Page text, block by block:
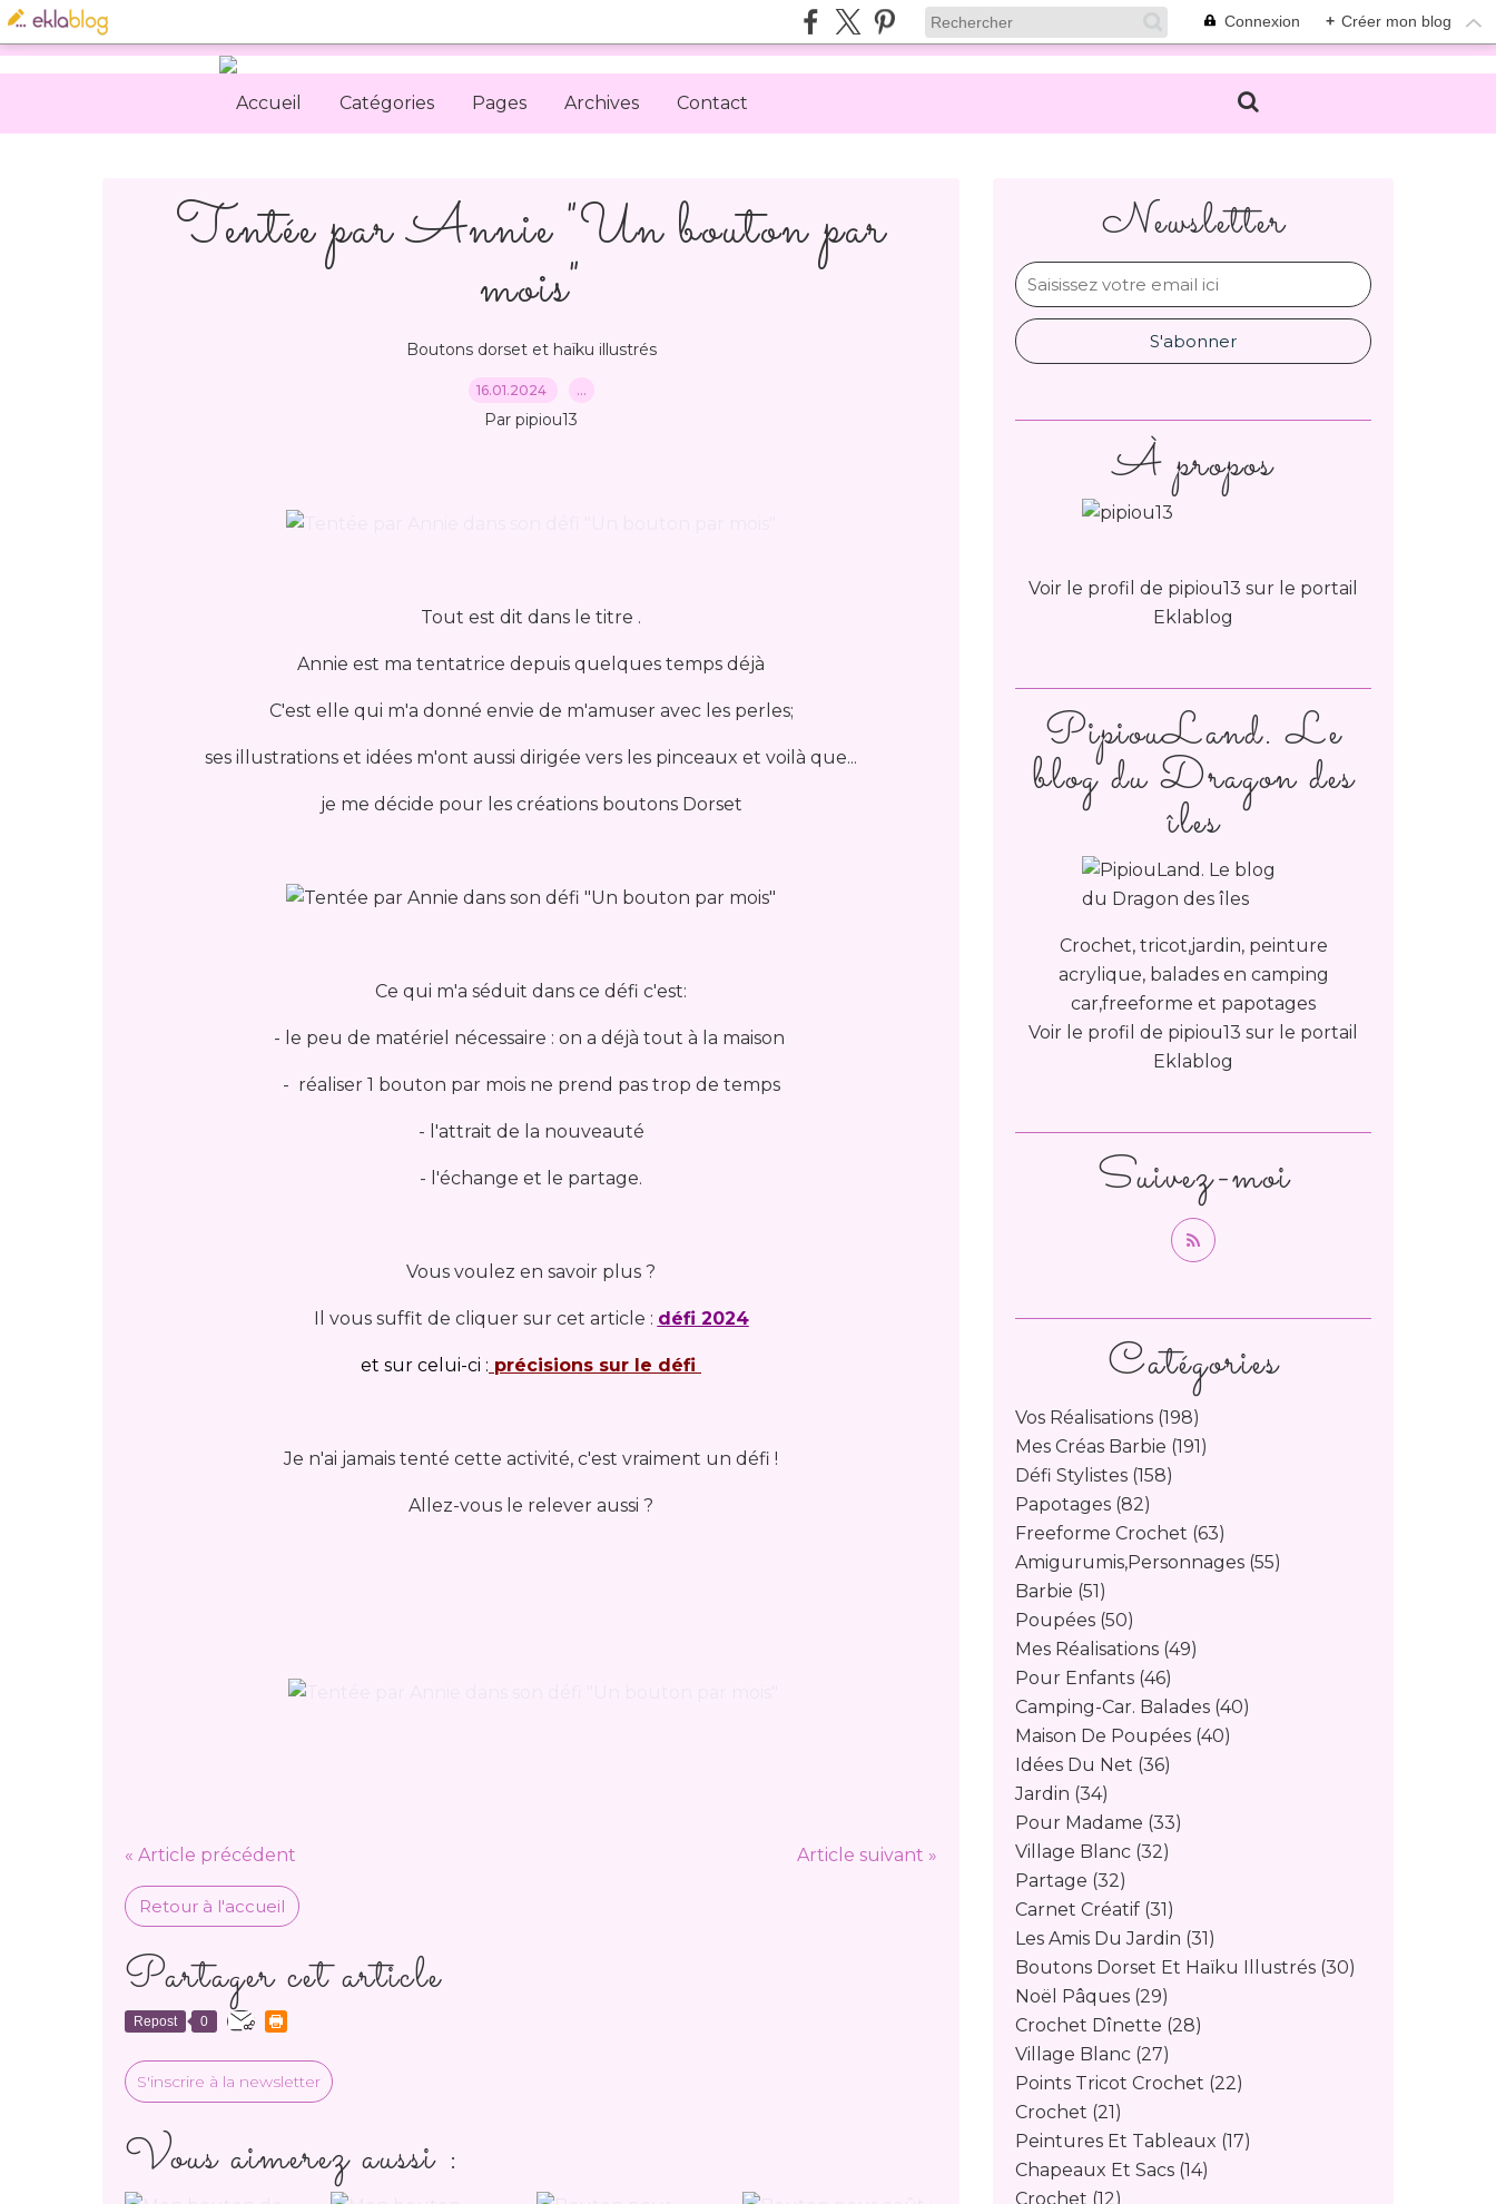
Connexion + Créer mon blog
Accueil Catégories Pages Archives Contact
Tentée par Annie "Un bouton par
mois"
Boutons dorset et haïku illustrés
16.01.2024 …
Par pipiou13
Tout est dit dans le titre .
Annie est ma tentatrice depuis quelques temps déjà
C'est elle qui m'a donné envie de m'amuser avec les perles;
ses illustrations et idées m'ont aussi dirigée vers les pinceaux et voilà que...
je me décide pour les créations boutons Dorset
Ce qui m'a séduit dans ce défi c'est:
- le peu de matériel nécessaire : on a déjà tout à la maison
- réaliser 1 bouton par mois ne prend pas trop de temps
- l'attrait de la nouveauté
- l'échange et le partage.
Vous voulez en savoir plus ?
Il vous suffit de cliquer sur cet article : défi 2024
et sur celui-ci : précisions sur le défi
Je n'ai jamais tenté cette activité, c'est vraiment un défi !
Allez-vous le relever aussi ?
« Article précédent Article suivant »
Retour à l'accueil
Partager cet article
Repost 0
S'inscrire à la newsletter
Vous aimerez aussi :
Newsletter
Catégories
Vos Réalisations (198)
Mes Créas Barbie (191)
Défi Stylistes (158)
Papotages (82)
Freeforme Crochet (63)
Amigurumis,personnages (55)
Barbie (51)
Poupées (50)
Mes Réalisations (49)
Pour Enfants (46)
Camping-Car. Balades (40)
Maison De Poupées (40)
Idées Du Net (36)
Jardin (34)
Pour Madame (33)
Village Blanc (32)
Partage (32)
Carnet Créatif (31)
Les Amis Du Jardin (31)
Boutons Dorset Et Haïku Illustrés (30)
Noël Pâques (29)
Crochet Dînette (28)
Village Blanc (27)
Points Tricot Crochet (22)
Crochet (21)
Peintures Et Tableaux (17)
Chapeaux Et Sacs (14)
Crochet (12)
PipiouLand. Le
blog du Dragon des
îles
Crochet, tricot,jardin, peinture
acrylique, balades en camping
car,freeforme et papotages
Voir le profil de pipiou13 sur le portail
Eklablog
Suivez-moi
À propos
Voir le profil de pipiou13 sur le portail
Eklablog